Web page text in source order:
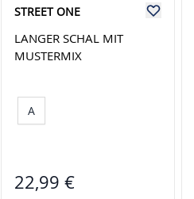
STREET ONE
LANGER SCHAL MIT
MUSTERMIX
A
22,99 €